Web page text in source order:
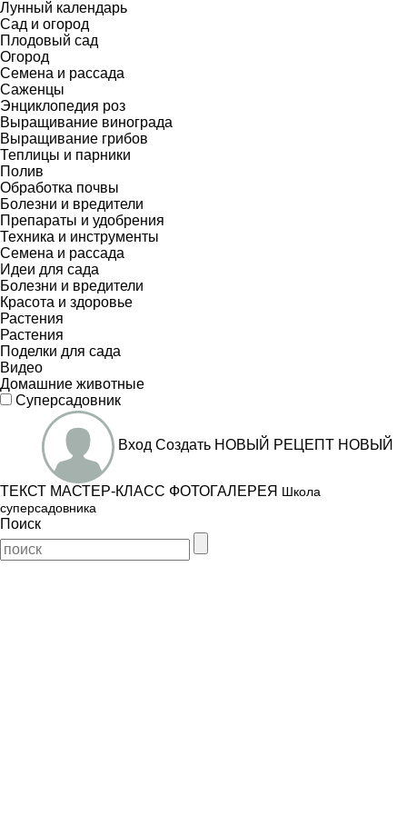
Лунный календарь
Сад и огород
Плодовый сад
Огород
Семена и рассада
Саженцы
Энциклопедия роз
Выращивание винограда
Выращивание грибов
Теплицы и парники
Полив
Обработка почвы
Болезни и вредители
Препараты и удобрения
Техника и инструменты
Семена и рассада
Идеи для сада
Болезни и вредители
Красота и здоровье
Растения
Растения
Поделки для сада
Видео
Домашние животные
Суперсадовник
Вход Создать НОВЫЙ РЕЦЕПТ НОВЫЙ
ТЕКСТ МАСТЕР-КЛАСС ФОТОГАЛЕРЕЯ Школа
суперсадовника
Поиск